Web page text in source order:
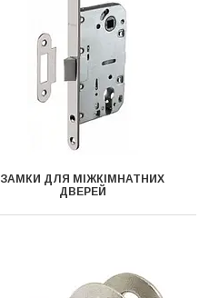
ЗАМКИ ДЛЯ МІЖКІМНАТНИХ
ДВЕРЕЙ